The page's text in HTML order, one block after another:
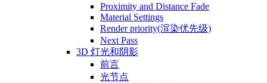
Proximity and Distance Fade
Material Settings
Render priority(渲染优先级)
Next Pass
3D 灯光和阴影
前言
光节点